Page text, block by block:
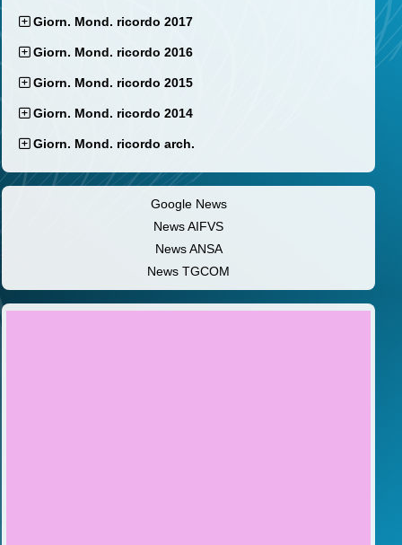
Giorn. Mond. ricordo 2017
Giorn. Mond. ricordo 2016
Giorn. Mond. ricordo 2015
Giorn. Mond. ricordo 2014
Giorn. Mond. ricordo arch.
Google News
News AIFVS
News ANSA
News TGCOM